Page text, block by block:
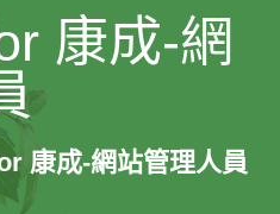
康成-網
康成-網站管理人員